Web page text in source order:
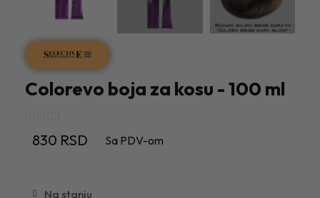
Colorevo boja za kosu - 100 ml
830 RSD Sa PDV-om
Na stanju